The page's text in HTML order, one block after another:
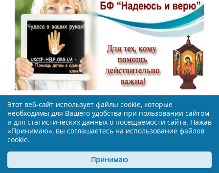
НАШИ ПАРТНЕРЫ
PubMed- национальная библиотека медицины на
английском
Этот веб-сайт использует файлы cookie, которые
необходимы для Вашего удобства при пользовании сайтом
и для статистических данных о посещаемости сайта. Нажав
«Принимаю», вы соглашаетесь на использование файлов
cookie.
Принимаю